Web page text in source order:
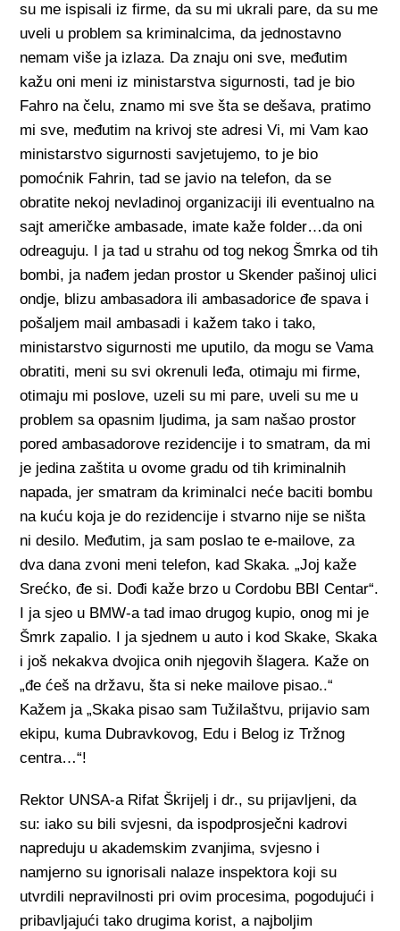
su me ispisali iz firme, da su mi ukrali pare, da su me
uveli u problem sa kriminalcima, da jednostavno
nemam više ja izlaza. Da znaju oni sve, međutim
kažu oni meni iz ministarstva sigurnosti, tad je bio
Fahro na čelu, znamo mi sve šta se dešava, pratimo
mi sve, međutim na krivoj ste adresi Vi, mi Vam kao
ministarstvo sigurnosti savjetujemo, to je bio
pomoćnik Fahrin, tad se javio na telefon, da se
obratite nekoj nevladinoj organizaciji ili eventualno na
sajt američke ambasade, imate kaže folder…da oni
odreaguju. I ja tad u strahu od tog nekog Šmrka od tih
bombi, ja nađem jedan prostor u Skender pašinoj ulici
ondje, blizu ambasadora ili ambasadorice đe spava i
pošaljem mail ambasadi i kažem tako i tako,
ministarstvo sigurnosti me uputilo, da mogu se Vama
obratiti, meni su svi okrenuli leđa, otimaju mi firme,
otimaju mi poslove, uzeli su mi pare, uveli su me u
problem sa opasnim ljudima, ja sam našao prostor
pored ambasadorove rezidencije i to smatram, da mi
je jedina zaštita u ovome gradu od tih kriminalnih
napada, jer smatram da kriminalci neće baciti bombu
na kuću koja je do rezidencije i stvarno nije se ništa
ni desilo. Međutim, ja sam poslao te e-mailove, za
dva dana zvoni meni telefon, kad Skaka. „Joj kaže
Srećko, đe si. Dođi kaže brzo u Cordobu BBI Centar“.
I ja sjeo u BMW-a tad imao drugog kupio, onog mi je
Šmrk zapalio. I ja sjednem u auto i kod Skake, Skaka
i još nekakva dvojica onih njegovih šlagera. Kaže on
„đe ćeš na državu, šta si neke mailove pisao..“
Kažem ja „Skaka pisao sam Tužilaštvu, prijavio sam
ekipu, kuma Dubravkovog, Edu i Belog iz Tržnog
centra…“!
Rektor UNSA-a Rifat Škrijelj i dr., su prijavljeni, da
su: iako su bili svjesni, da ispodprosječni kadrovi
napreduju u akademskim zvanjima, svjesno i
namjerno su ignorisali nalaze inspektora koji su
utvrdili nepravilnosti pri ovim procesima, pogodujući i
pribavljajući tako drugima korist, a najboljim